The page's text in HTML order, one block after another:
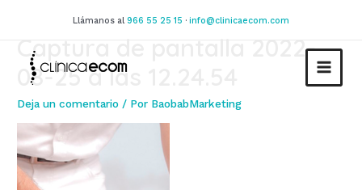
contenido
Llámanos al966 55 25 15 · info@clinicaecom.com
MAIN
Captura de pantalla 2022-
08-25 a las 12.24.54
Deja un comentario / Por BaobabMarketing